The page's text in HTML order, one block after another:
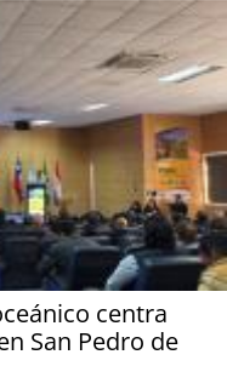
centra
San Pedro de